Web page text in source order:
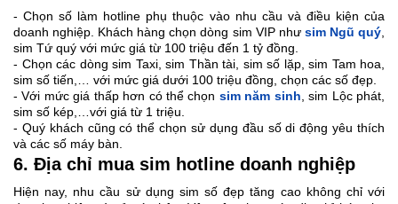
- Chọn số làm hotline phụ thuộc vào nhu cầu và điều kiện của
doanh nghiệp. Khách hàng chọn dòng sim VIP như sim Ngũ quý,
sim Tứ quý với mức giá từ 100 triệu đến 1 tỷ đồng.
- Chọn các dòng sim Taxi, sim Thần tài, sim số lặp, sim Tam hoa,
sim số tiến,… với mức giá dưới 100 triệu đồng, chọn các số đẹp.
- Với mức giá thấp hơn có thể chọn sim năm sinh, sim Lộc phát,
sim số kép,…với giá từ 1 triệu.
- Quý khách cũng có thể chọn sử dụng đầu số di động yêu thích
và các số máy bàn.
6. Địa chỉ mua sim hotline doanh nghiệp
Hiện nay, nhu cầu sử dụng sim số đẹp tăng cao không chỉ với